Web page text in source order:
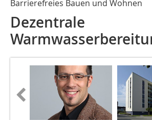
Barrierefreies Bauen und Wohnen
Dezentrale